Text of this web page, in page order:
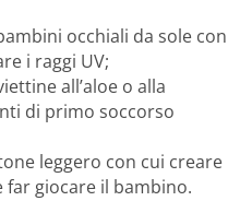
occhiali da sole con
i raggi UV;
all’aloe o alla
di primo soccorso
leggero con cui creare
far giocare il bambino.